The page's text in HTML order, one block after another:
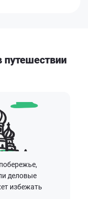
путешествии
деловые
избежать